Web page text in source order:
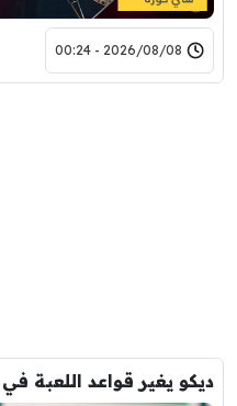
2026/08/08 - 00:24
ديكو يغير قواعد اللعبة